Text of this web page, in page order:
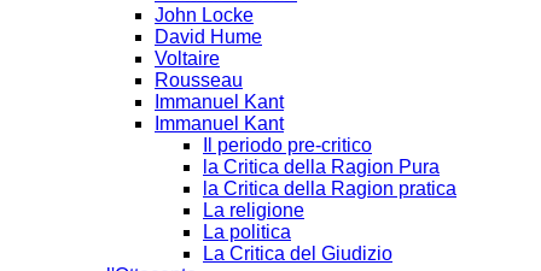
John Locke
David Hume
Voltaire
Rousseau
Immanuel Kant
Immanuel Kant
Il periodo pre-critico
la Critica della Ragion Pura
la Critica della Ragion pratica
La religione
La politica
La Critica del Giudizio